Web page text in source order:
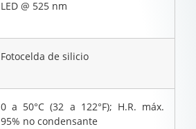
LED @ 525 nm
Fotocelda de silicio
0 a 50°C (32 a 122°F); H.R. máx.
95% no condensante